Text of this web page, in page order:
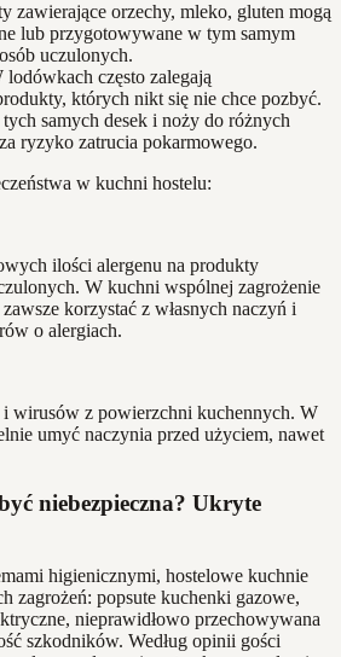
zawierające orzechy, mleko, gluten mogą
lub przygotowywane w tym samym
uczulonych.
lodówkach często zalegają
których nikt się nie chce pozbyć.
samych desek i noży do różnych
ryzyko zatrucia pokarmowego.
w kuchni hostelu:
ilości alergenu na produkty
W kuchni wspólnej zagrożenie
korzystać z własnych naczyń i
o alergiach.
i wirusów z powierzchni kuchennych. W
umyć naczynia przed użyciem, nawet
niebezpieczna? Ukryte
higienicznymi, hostelowe kuchnie
zagrożeń: popsute kuchenki gazowe,
nieprawidłowo przechowywana
szkodników. Według opinii gości